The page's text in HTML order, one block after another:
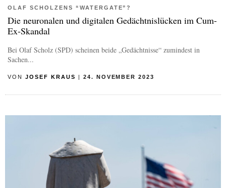
OLAF SCHOLZENS “WATERGATE”?
Die neuronalen und digitalen Gedächtnislücken im Cum-
Ex-Skandal
Bei Olaf Scholz (SPD) scheinen beide „Gedächtnisse“ zumindest in
Sachen...
VON JOSEF KRAUS | 24. NOVEMBER 2023